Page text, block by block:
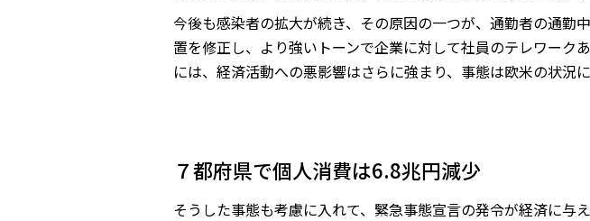
今後も感染者の拡大が続き、その原因の一つが、通勤者の通
置を修正し、より強いトーンで企業に対して社員のテレワー
には、経済活動への悪影響はさらに強まり、事態は欧米の状況
７都府県で個人消費は6.8兆円減少
そうした事態も考慮に入れて、緊急事態宣言の発令が経済に与